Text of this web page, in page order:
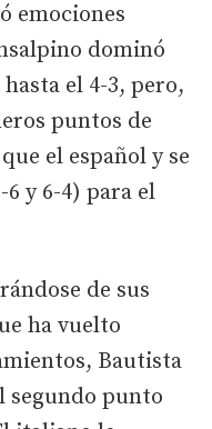
emociones
dominó
el 4-3, pero,
puntos de
el español y se
y 6-4) para el
de sus
ha vuelto
Bautista
segundo punto